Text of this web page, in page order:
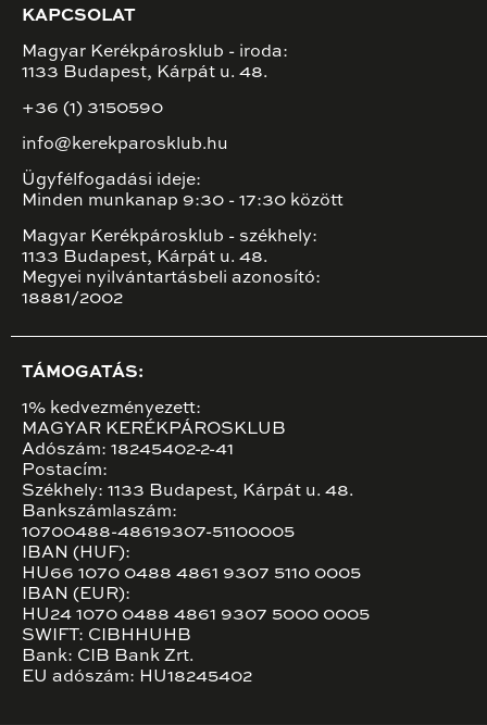
KAPCSOLAT
Magyar Kerékpárosklub - iroda:
1133 Budapest, Kárpát u. 48.
+36 (1) 3150590
info@kerekparosklub.hu
Ügyfélfogadási ideje:
Minden munkanap 9:30 - 17:30 között
Magyar Kerékpárosklub - székhely:
1133 Budapest, Kárpát u. 48.
Megyei nyilvántartásbeli azonosító:
18881/2002
TÁMOGATÁS:
1% kedvezményezett:
MAGYAR KERÉKPÁROSKLUB
Adószám: 18245402-2-41
Postacím:
Székhely: 1133 Budapest, Kárpát u. 48.
Bankszámlaszám:
10700488-48619307-51100005
IBAN (HUF):
HU66 1070 0488 4861 9307 5110 0005
IBAN (EUR):
HU24 1070 0488 4861 9307 5000 0005
SWIFT: CIBHHUHB
Bank: CIB Bank Zrt.
EU adószám: HU18245402